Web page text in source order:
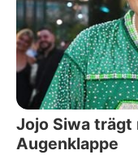
Jojo Siwa trägt
Augenklappe